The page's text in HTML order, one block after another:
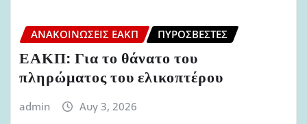
ΑΝΑΚΟΙΝΏΣΕΙΣ ΕΑΚΠ ΠΥΡΟΣΒΈΣΤΕΣ
ΕΑΚΠ: Για το θάνατο του
πληρώματος του ελικοπτέρου
admin Αυγ 3, 2026